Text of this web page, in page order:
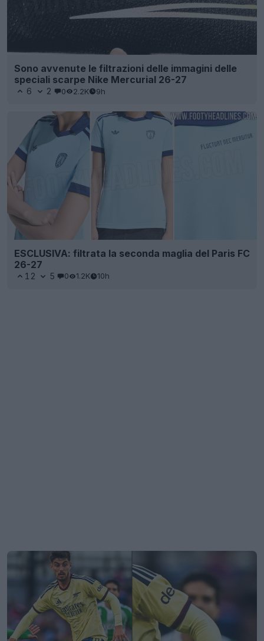
Sono avvenute le filtrazioni delle immagini delle
speciali scarpe Nike Mercurial 26-27
6 2 0 2.2K 9h
ESCLUSIVA: filtrata la seconda maglia del Paris FC
26-27
12 5 0 1.2K 10h